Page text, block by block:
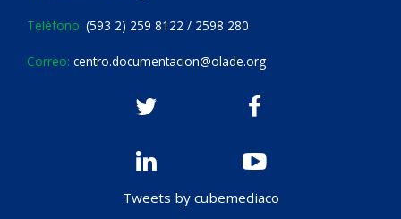
Teléfono: (593 2) 259 8122 / 2598 280
Correo: centro.documentacion@olade.org
Tweets by cubemediaco